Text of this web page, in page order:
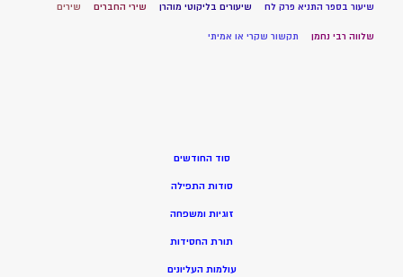
שיעור בספר התניא פרק לח שיעורים בליקוטי מוהרן שירי החברים שירים
שלווה רבי נחמן תקשור שקרי או אמיתי
סוד החודשים
סודות התפילה
זוגיות ומשפחה
תורת החסידות
עולמות העליונים